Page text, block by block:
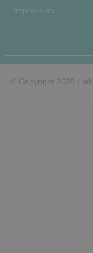
Impressum
© Copyright 2026